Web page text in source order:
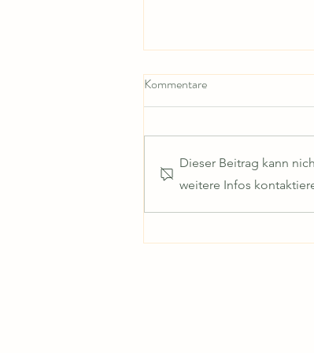
Hitzefrei-Regelung
Kommentare
Dieser Beitrag kann
weitere Infos